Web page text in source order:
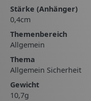
Stärke (Anhänger)
0,4cm
Themenbereich
Allgemein
Thema
Allgemein Sicherheit
Gewicht
10,7g